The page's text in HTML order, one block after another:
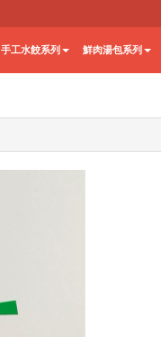
手工水餃系列 鮮肉湯包系列